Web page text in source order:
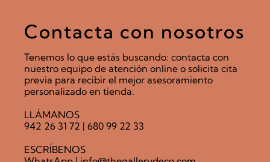
Contacta con nosotros
Tenemos lo que estás buscando: contacta con
nuestro equipo de atención online o solicita cita
previa para recibir el mejor asesoramiento
personalizado en tienda.
LLÁMANOS
942 26 31 72 | 680 99 22 33
ESCRÍBENOS